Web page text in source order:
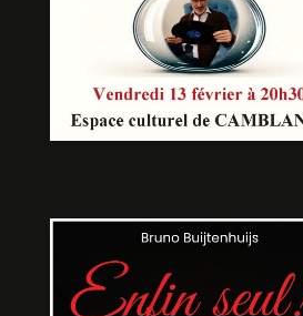
UNE HEURE DE TRANQUILLITE
De Florian ZELLER